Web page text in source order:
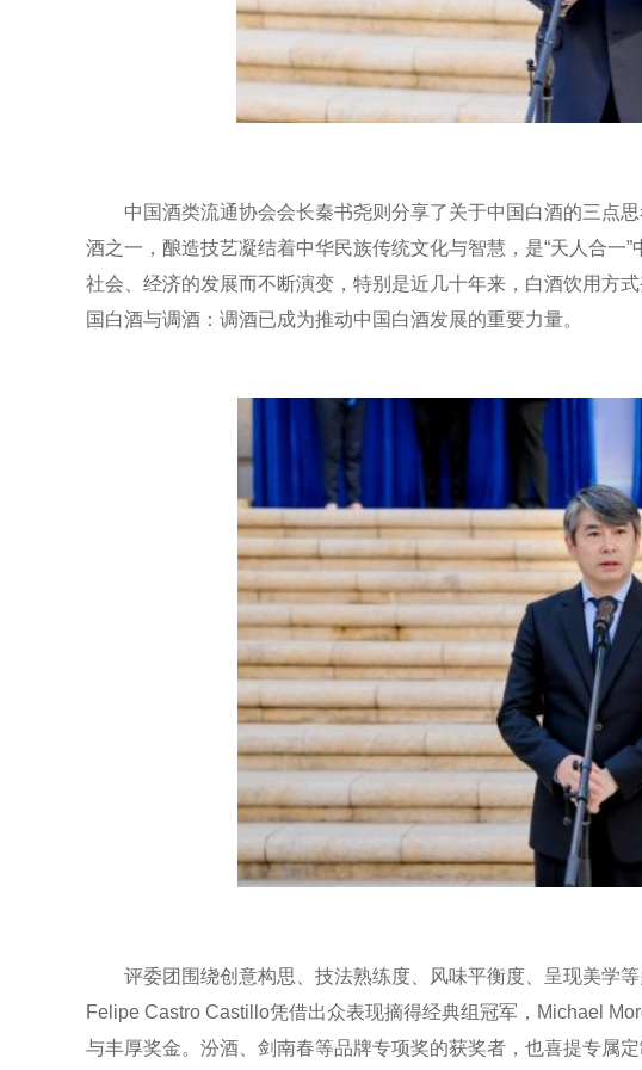
中国酒类流通协会会长秦书尧则分享了关于中国白酒的三点
酒之一，酿造技艺凝结着中华民族传统文化与智慧，是“天人合一
社会、经济的发展而不断演变，特别是近几十年来，白酒饮用方
国白酒与调酒：调酒已成为推动中国白酒发展的重要力量。
评委团围绕创意构思、技法熟练度、风味平衡度、呈现美学
Felipe Castro Castillo凭借出众表现摘得经典组冠军，Michael
与丰厚奖金。汾酒、剑南春等品牌专项奖的获奖者，也喜提专属